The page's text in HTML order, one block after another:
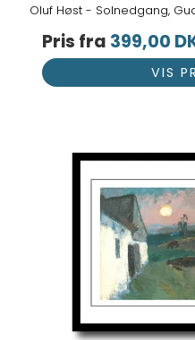
Oluf Høst - Solnedgang,
Pris fra 399,00
VIS